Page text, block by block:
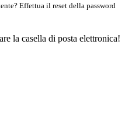
Effettua il reset della password
la casella di posta elettronica!